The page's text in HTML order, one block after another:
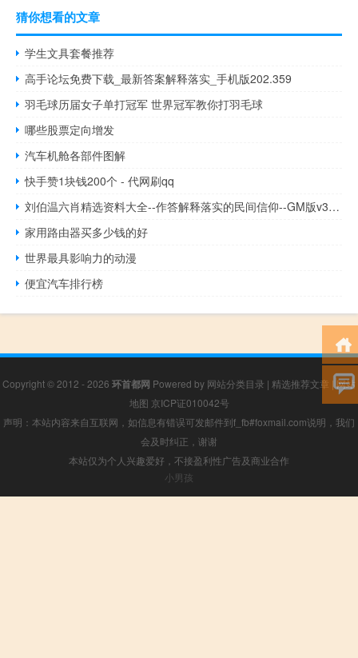
猜你想看的文章
学生文具套餐推荐
高手论坛免费下载_最新答案解释落实_手机版202.359
羽毛球历届女子单打冠军 世界冠军教你打羽毛球
哪些股票定向增发
汽车机舱各部件图解
快手赞1块钱200个 - 代网刷qq
刘伯温六肖精选资料大全--作答解释落实的民间信仰--GM版v32.26.73
家用路由器买多少钱的好
世界最具影响力的动漫
便宜汽车排行榜
Copyright © 2012 - 2026 环首都网 Powered by 网站分类目录 | 精选推荐文章 |网站
地图 京ICP证010042号
声明：本站内容来自互联网，如信息有错误可发邮件到f_fb#foxmail.com说明，我们
会及时纠正，谢谢
本站仅为个人兴趣爱好，不接盈利性广告及商业合作
小男孩